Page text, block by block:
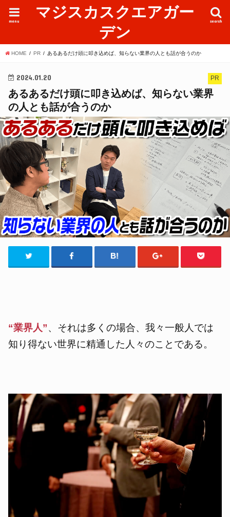
マジスカスクエアガー
デン
search
menu
HOME PR あるあるだけ頭に叩き込めば、知らない業界の人とも話が合うのか
PR
2024.01.20
あるあるだけ頭に叩き込めば、知らない業界
の人とも話が合うのか
“業界人”、それは多くの場合、我々一般人では
知り得ない世界に精通した人々のことである。